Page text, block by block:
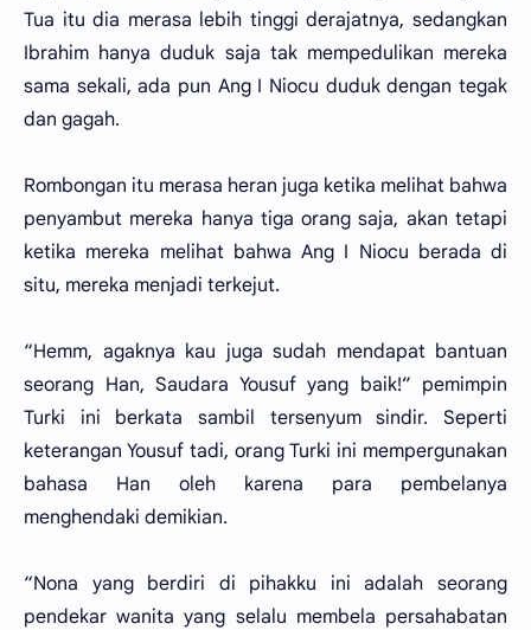
Tua itu dia merasa lebih tinggi derajatnya, sedangkan
Ibrahim hanya duduk saja tak mempedulikan mereka
sama sekali, ada pun Ang I Niocu duduk dengan tegak
dan gagah.
Rombongan itu merasa heran juga ketika melihat bahwa
penyambut mereka hanya tiga orang saja, akan tetapi
ketika mereka melihat bahwa Ang I Niocu berada di
situ, mereka menjadi terkejut.
“Hemm, agaknya kau juga sudah mendapat bantuan
seorang Han, Saudara Yousuf yang baik!” pemimpin
Turki ini berkata sambil tersenyum sindir. Seperti
keterangan Yousuf tadi, orang Turki ini mempergunakan
bahasa Han oleh karena para pembelanya
menghendaki demikian.
“Nona yang berdiri di pihakku ini adalah seorang
pendekar wanita yang selalu membela persahabatan